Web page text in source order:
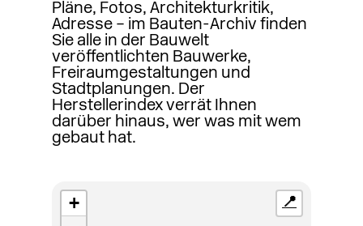
Pläne, Fotos, Architekturkritik,
Adresse – im Bauten-Archiv finden
Sie alle in der Bauwelt
veröffentlichten Bauwerke,
Freiraumgestaltungen und
Stadtplanungen. Der
Herstellerindex verrät Ihnen
darüber hinaus, wer was mit wem
gebaut hat.
+
📍